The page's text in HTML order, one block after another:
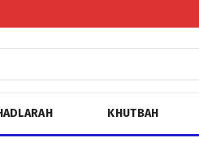
KHUTBAH